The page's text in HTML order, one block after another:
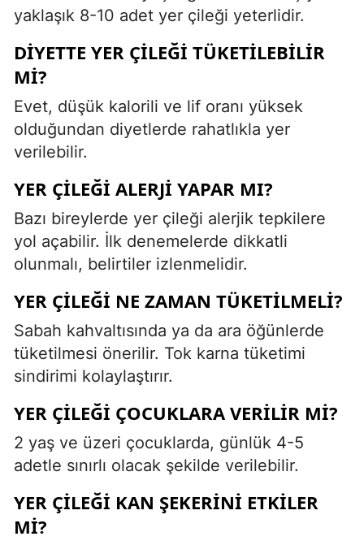
yaklaşık 8-10 adet yer çileği yeterlidir.
DIYETTE YER ÇILEĞI TÜKETILEBILIR
MI?
Evet, düşük kalorili ve lif oranı yüksek
olduğundan diyetlerde rahatlıkla yer
verilebilir.
YER ÇILEĞI ALERJI YAPAR MI?
Bazı bireylerde yer çileği alerjik tepkilere
yol açabilir. İlk denemelerde dikkatli
olunmalı, belirtiler izlenmelidir.
YER ÇILEĞI NE ZAMAN TÜKETILMELI?
Sabah kahvaltısında ya da ara öğünlerde
tüketilmesi önerilir. Tok karna tüketimi
sindirimi kolaylaştırır.
YER ÇILEĞI ÇOCUKLARA VERILIR MI?
2 yaş ve üzeri çocuklarda, günlük 4-5
adetle sınırlı olacak şekilde verilebilir.
YER ÇILEĞI KAN ŞEKERINI ETKILER
MI?